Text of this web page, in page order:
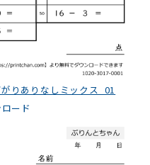
りありなしミックス_01
ード